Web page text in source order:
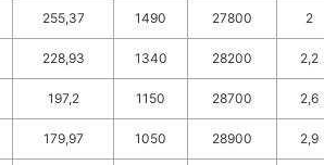
255,37 1490 27800 2
228,93 1340 28200 2,2
197,2 1150 28700 2,6
179,97 1050 28900 2,9